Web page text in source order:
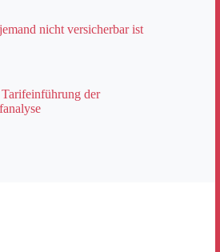
nicht versicherbar ist
der